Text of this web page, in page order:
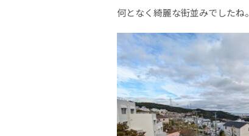
何となく綺麗な街並みでしたね。